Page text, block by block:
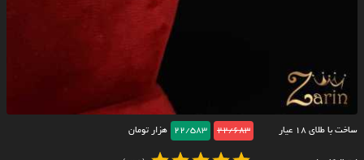
ساخت با طلای ۱۸ عیار 22/683
22/583 هزار تومان